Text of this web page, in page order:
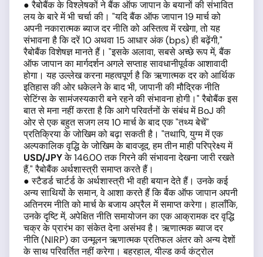
● रैबोबैंक के विश्लेषकों ने बैंक ऑफ जापान के बयानों की संभावित
लय के बारे में भी चर्चा की। "यदि बैंक ऑफ जापान 19 मार्च को
अपनी नकारात्मक ब्याज दर नीति को अस्तित्व में रखेगा, तो यह
संभावना है कि दरें 10 अथवा 15 आधार अंक (bps) ही बढ़ेंगी,"
रैबोबैंक विशेषज्ञ मानते हैं। "इसके अलावा, सबसे अच्छे रूप में, बैंक
ऑफ जापान का मार्गदर्शन अगले सप्ताह सावधानीपूर्वक आशावादी
होगा। यह उल्लेख करना महत्वपूर्ण है कि ऋणात्मक दर को आर्थिक
इतिहास की ओर धकेलने के बाद भी, जापानी की मौद्रिक नीति
सेटिंग्स के सामंजस्यकारी बने रहने की संभावना होगी।" रैबोबैंक इस
बात से मना नहीं करता है कि आगे परिवर्तनों के संबंध में BoJ की
ओर से एक बहुत सजग लय 10 मार्च के बाद एक "तथ्य बेचें"
प्रतिक्रिया के जोखिम को बढ़ा सकती है। "तथापि, युग्म में एक
अल्पकालिक वृद्धि के जोखिम के बावजूद, हम तीन माही परिप्रेक्ष्य में
USD/JPYके 146.00 तक गिरने की संभावना देखना जारी रखते
हैं," रैबोबैंक अर्थशास्त्री समाप्त करते हैं।
● स्टैडर्ड चार्टर्ड के अर्थशास्त्री भी वही बयान देते हैं। उनके कई
अन्य साथियों के समान, वे आशा करते हैं कि बैंक ऑफ जापान अपनी
अतिनरम नीति को मार्च के बजाय अप्रैल में समाप्त करेगा। हालाँकि,
उनके दृष्टि में, अपेक्षित नीति समायोजन का एक आक्रामक दर वृद्धि
चक्र के प्रारंभ का संकेत देना असंभव है। ­­­ऋणात्मक ब्याज दर
नीति (NIRP) का उन्मूलन ऋणात्मक प्रतिफल अंतर को अन्य देशों
के साथ परिवर्तित नहीं करेगा। बहरहाल, यील्ड कर्व कंट्रोल